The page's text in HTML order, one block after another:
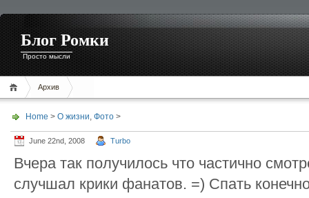
Блог Ромки
Просто мысли
Архив
Home > О жизни, Фото >
June 22nd, 2008 Turbo
Вчера так получилось что частично
случшал крики фанатов. =) Спать